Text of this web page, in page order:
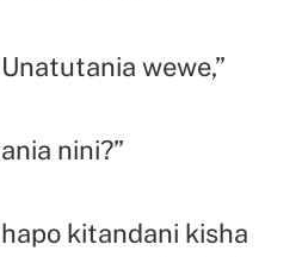
wewe,”
nini?”
kitandani kisha